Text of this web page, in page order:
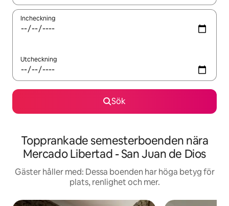
Incheckning
Utcheckning
Sök
Topprankade semesterboenden nära
Mercado Libertad - San Juan de Dios
Gäster håller med: Dessa boenden har höga betyg för
plats, renlighet och mer.